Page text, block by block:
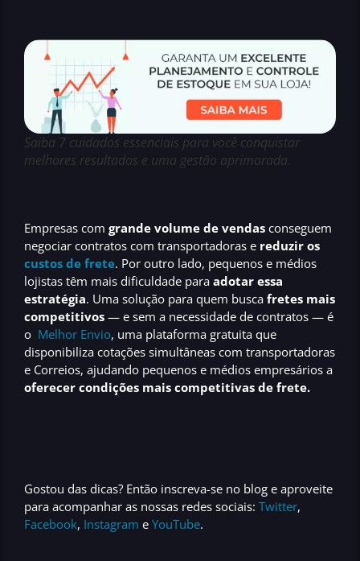
Saiba 7 cuidados essenciais para você conquistar
melhores resultados e uma gestão aprimorada.
Empresas com grande volume de vendas conseguem
negociar contratos com transportadoras e reduzir os
custos de frete. Por outro lado, pequenos e médios
lojistas têm mais dificuldade para adotar essa
estratégia. Uma solução para quem busca fretes mais
competitivos — e sem a necessidade de contratos — é
o Melhor Envio, uma plataforma gratuita que
disponibiliza cotações simultâneas com transportadoras
e Correios, ajudando pequenos e médios empresários a
oferecer condições mais competitivas de frete.
Gostou das dicas? Então inscreva-se no blog e aproveite
para acompanhar as nossas redes sociais: Twitter,
Facebook, Instagram e YouTube.